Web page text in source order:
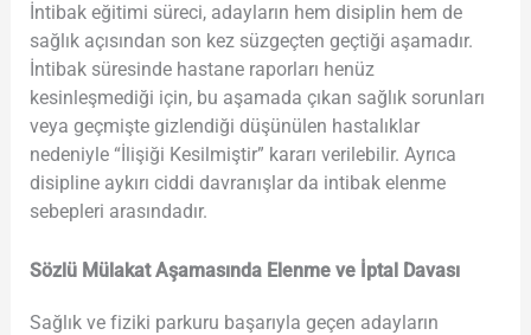
İntibak eğitimi süreci, adayların hem disiplin hem de
sağlık açısından son kez süzgeçten geçtiği aşamadır.
İntibak süresinde hastane raporları henüz
kesinleşmediği için, bu aşamada çıkan sağlık sorunları
veya geçmişte gizlendiği düşünülen hastalıklar
nedeniyle “İlişiği Kesilmiştir” kararı verilebilir. Ayrıca
disipline aykırı ciddi davranışlar da intibak elenme
sebepleri arasındadır.
Sözlü Mülakat Aşamasında Elenme ve İptal Davası
Sağlık ve fiziki parkuru başarıyla geçen adayların